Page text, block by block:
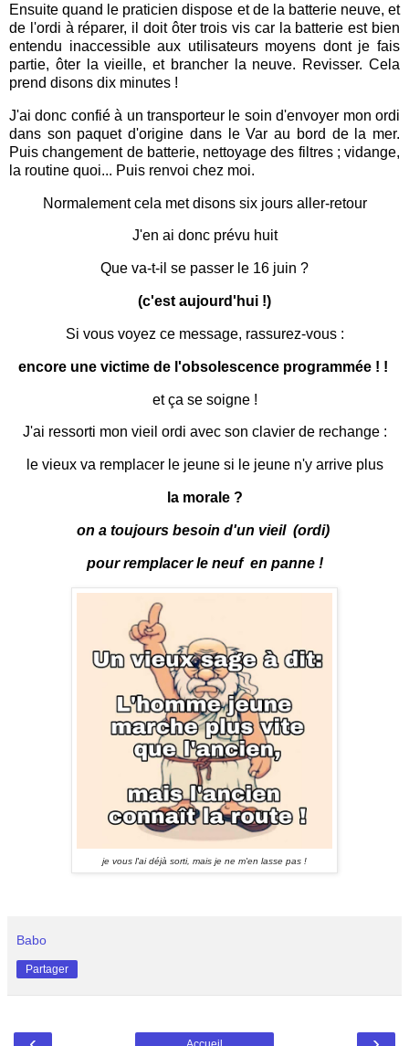
Ensuite quand le praticien dispose et de la batterie neuve, et
de l'ordi à réparer, il doit ôter trois vis car la batterie est bien
entendu inaccessible aux utilisateurs moyens dont je fais
partie, ôter la vieille, et brancher la neuve. Revisser. Cela
prend disons dix minutes !
J'ai donc confié à un transporteur le soin d'envoyer mon ordi
dans son paquet d'origine dans le Var au bord de la mer.
Puis changement de batterie, nettoyage des filtres ; vidange,
la routine quoi... Puis renvoi chez moi.
Normalement cela met disons six jours aller-retour
J'en ai donc prévu huit
Que va-t-il se passer le 16 juin ?
(c'est aujourd'hui !)
Si vous voyez ce message, rassurez-vous :
encore une victime de l'obsolescence programmée ! !
et ça se soigne !
J'ai ressorti mon vieil ordi avec son clavier de rechange :
le vieux va remplacer le jeune si le jeune n'y arrive plus
la morale ?
on a toujours besoin d'un vieil (ordi)
pour remplacer le neuf en panne !
je vous l'ai déjà sorti, mais je ne m'en lasse pas !
Babo
Partager